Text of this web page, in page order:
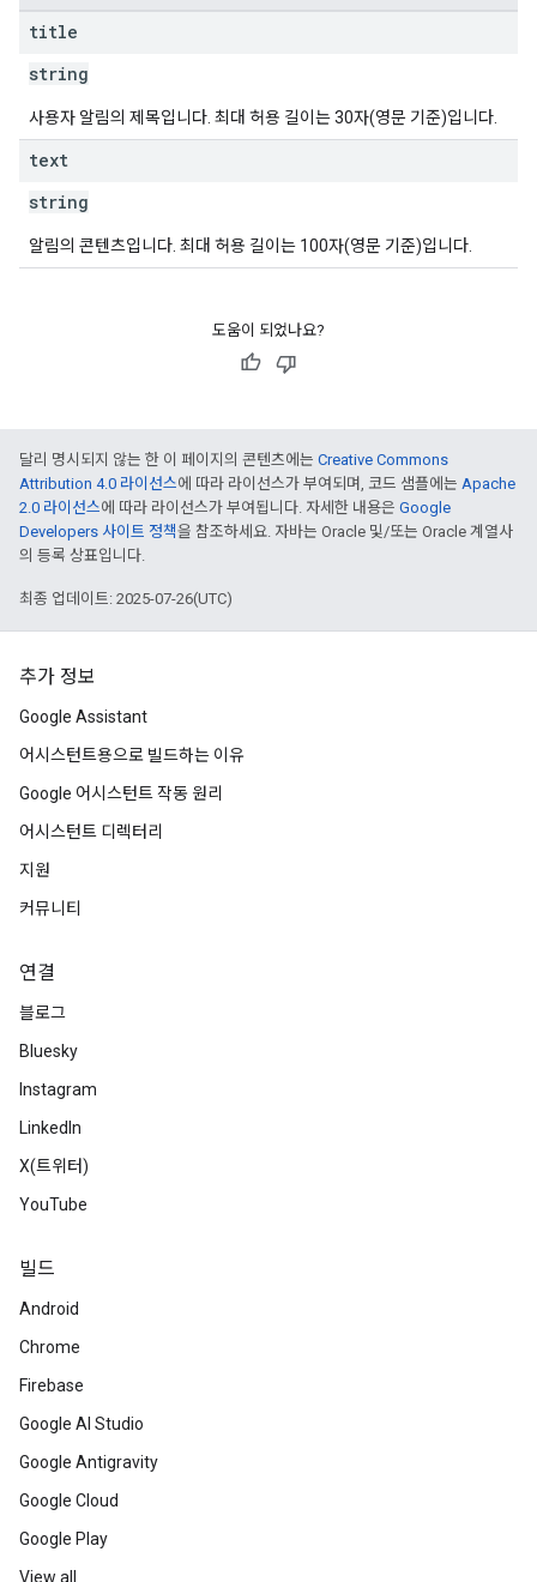
title
string
사용자 알림의 제목입니다. 최대 허용 길이는 30자(영문 기준)입니다.
text
string
알림의 콘텐츠입니다. 최대 허용 길이는 100자(영문 기준)입니다.
도움이 되었나요?
달리 명시되지 않는 한 이 페이지의 콘텐츠에는 Creative Commons
Attribution 4.0 라이선스에 따라 라이선스가 부여되며, 코드 샘플에는 Apache
2.0 라이선스에 따라 라이선스가 부여됩니다. 자세한 내용은 Google
Developers 사이트 정책을 참조하세요. 자바는 Oracle 및/또는 Oracle 계열사
의 등록 상표입니다.
최종 업데이트: 2025-07-26(UTC)
추가 정보
Google Assistant
어시스턴트용으로 빌드하는 이유
Google 어시스턴트 작동 원리
어시스턴트 디렉터리
지원
커뮤니티
연결
블로그
Bluesky
Instagram
LinkedIn
X(트위터)
YouTube
빌드
Android
Chrome
Firebase
Google AI Studio
Google Antigravity
Google Cloud
Google Play
View all